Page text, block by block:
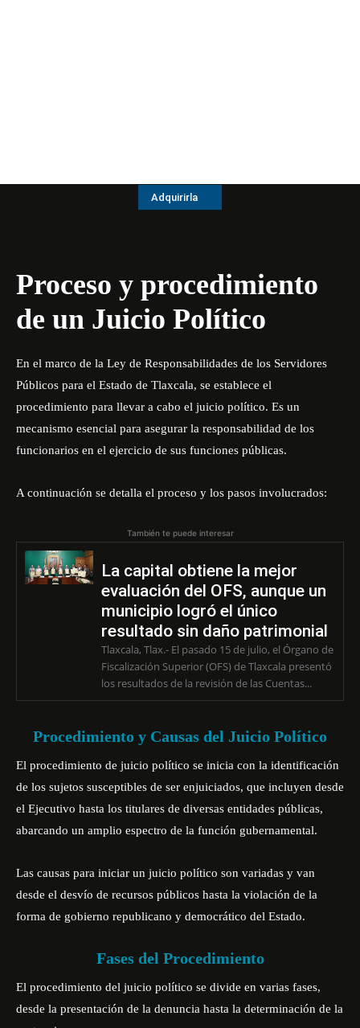
Adquirirla
Proceso y procedimiento
de un Juicio Político
En el marco de la Ley de Responsabilidades de los Servidores
Públicos para el Estado de Tlaxcala, se establece el
procedimiento para llevar a cabo el juicio político. Es un
mecanismo esencial para asegurar la responsabilidad de los
funcionarios en el ejercicio de sus funciones públicas.
A continuación se detalla el proceso y los pasos involucrados:
También te puede interesar
La capital obtiene la mejor
evaluación del OFS, aunque un
municipio logró el único
resultado sin daño patrimonial
Tlaxcala, Tlax.- El pasado 15 de julio, el Órgano de
Fiscalización Superior (OFS) de Tlaxcala presentó
los resultados de la revisión de las Cuentas...
Procedimiento y Causas del Juicio Político
El procedimiento de juicio político se inicia con la identificación
de los sujetos susceptibles de ser enjuiciados, que incluyen desde
el Ejecutivo hasta los titulares de diversas entidades públicas,
abarcando un amplio espectro de la función gubernamental.
Las causas para iniciar un juicio político son variadas y van
desde el desvío de recursos públicos hasta la violación de la
forma de gobierno republicano y democrático del Estado.
Fases del Procedimiento
El procedimiento del juicio político se divide en varias fases,
desde la presentación de la denuncia hasta la determinación de la